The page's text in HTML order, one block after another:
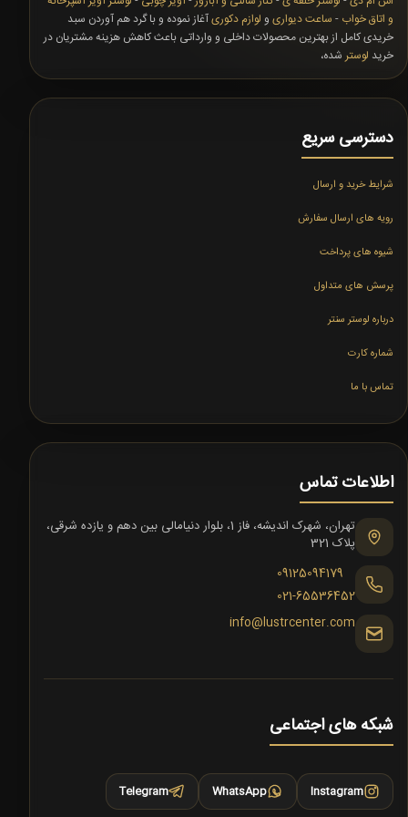
و اتاق خواب - ساعت دیواری و لوازم دکوریآغاز نموده و با گرد هم آوردن سبد
خریدی کامل از بهترین محصولات داخلی و وارداتی باعث کاهش هزینه مشتریان در
خرید لوستر شده،
دسترسی سریع
شرایط خرید و ارسال
رویه های ارسال سفارش
شیوه های پرداخت
پرسش های متداول
درباره لوستر سنتر
شماره کارت
تماس با ما
اطلاعات تماس
تهران، شهرک اندیشه، فاز 1، بلوار دنیامالی بین دهم و یازده شرقی،
پلاک 321
09125094179
021-65536452
info@lustrcenter.com
شبکه های اجتماعی
Instagram
WhatsApp
Telegram